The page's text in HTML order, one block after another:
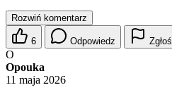
Rozwiń komentarz
6 Odpowiedz Zgłoś
O
Opouka
11 maja 2026